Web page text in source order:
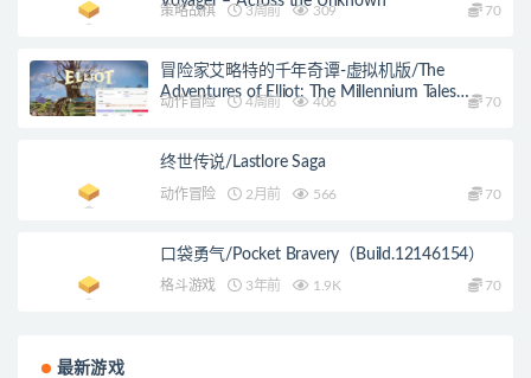
策略战棋 3周前 309 70
冒险家艾略特的千年奇谭-虚拟机版/The
Adventures of Elliot: The Millennium Tales
HYPERVISOR
动作冒险 4周前 406 70
终世传说/Lastlore Saga
动作冒险 2月前 566 70
口袋勇气/Pocket Bravery（Build.12146154）
格斗游戏 3年前 1.9K 70
最新游戏